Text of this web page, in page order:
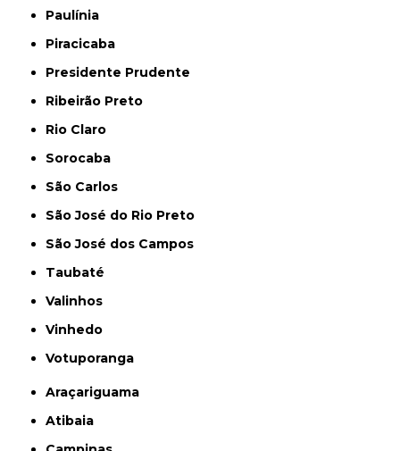
Paulínia
Piracicaba
Presidente Prudente
Ribeirão Preto
Rio Claro
Sorocaba
São Carlos
São José do Rio Preto
São José dos Campos
Taubaté
Valinhos
Vinhedo
Votuporanga
Araçariguama
Atibaia